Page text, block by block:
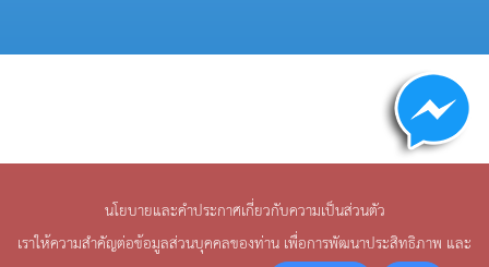
นโยบายและคำประกาศเกี่ยวกับความเป็นส่วนตัว
เราให้ความสำคัญต่อข้อมูลส่วนบุคคลของท่าน เพื่อการพัฒนาประสิทธิภาพ และ